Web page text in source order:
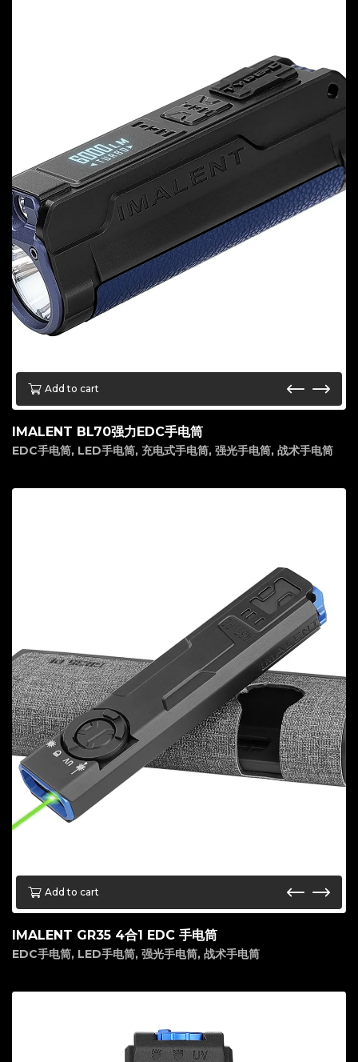
Add to cart
IMALENT BL70强力EDC手电筒
EDC手电筒, LED手电筒, 充电式手电筒, 强光手电筒, 战术手电筒
Add to cart
IMALENT GR35 4合1 EDC 手电筒
EDC手电筒, LED手电筒, 强光手电筒, 战术手电筒